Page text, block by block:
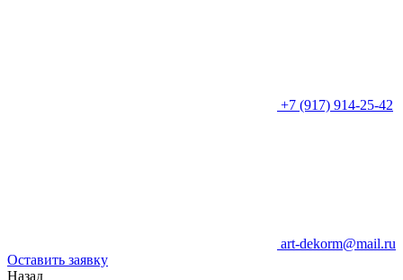
+7 (917) 914-25-42
art-dekorm@mail.ru
Оставить заявку
Назад